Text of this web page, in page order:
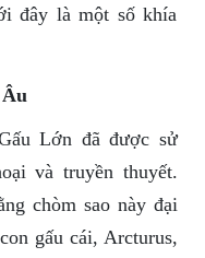
đây là một số khía
Lớn đã được sử
và truyền thuyết.
chòm sao này đại
gấu cái, Arcturus,